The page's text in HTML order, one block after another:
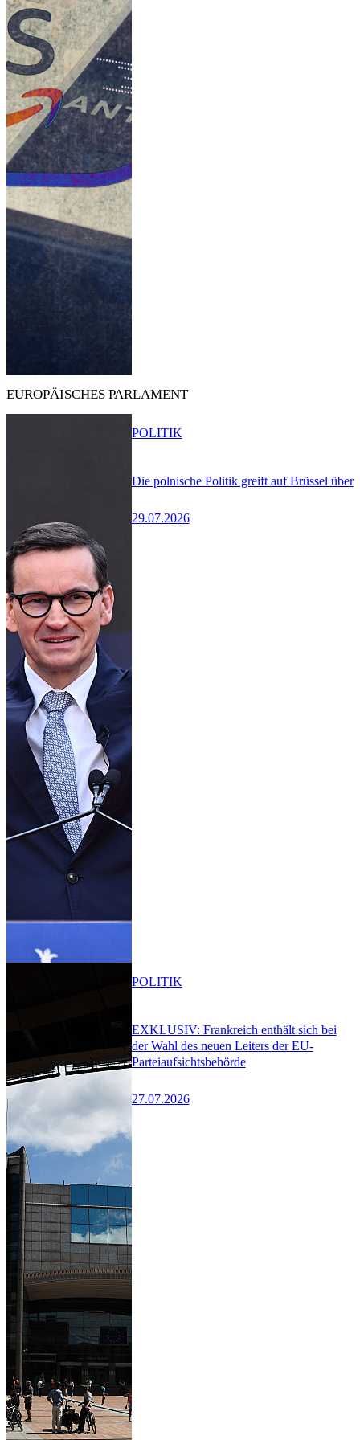
EUROPÄISCHES PARLAMENT
Die polnische Politik greift auf Brüssel über
29.07.2026
POLITIK
EXKLUSIV: Frankreich enthält sich bei
der Wahl des neuen Leiters der EU-
Parteiaufsichtsbehörde
27.07.2026
POLITIK